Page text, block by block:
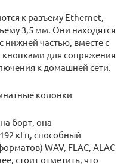
к разъему Ethernet,
3,5 мм. Они находятся
нижней частью, вместе с
кнопками для сопряжения
к домашней сети.
колонки
борт, она
кГц, способный
WAV, FLAC, ALAC
стоит отметить, что